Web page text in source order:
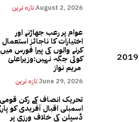
تازہ ترینAugust 2, 2026
عوام پر رعب جھاڑنے اور
اختیارات کا ناجائز استعمال
کرنے والوں کی پیرا فورس میں
کوئی جگہ نہیں:وزیراعلیٰ
تازہ ترینJune 29, 2026
تحریک انصاف کے رکن قومی
اسمبلی اقبال آفریدی کو
ڈسپلن کی خلاف ورزی پر
نیب لاہور پراسیکیوشن کی عدالتوں میں موثر پیروی کے باعث سال2021 میں نیب لاہور کا کنوکشن ریٹ 74 فیصد، 2020 میں 78 فیصد، 2019